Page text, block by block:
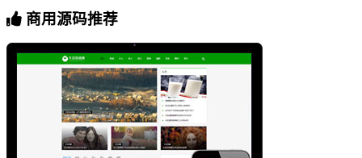
商用源码推荐